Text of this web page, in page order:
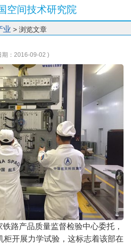
空间技术研究院
业 > 浏览文章
期：2016-09-02 )
路产品质量监督检验中心委托，
柜开展力学试验，这标志着该部在